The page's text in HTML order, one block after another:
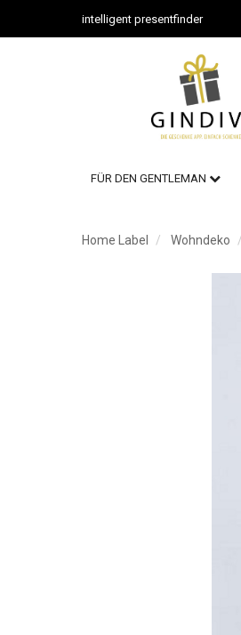
intelligent presentfinder
FÜR DEN GENTLEMAN
Home Label Wohndeko